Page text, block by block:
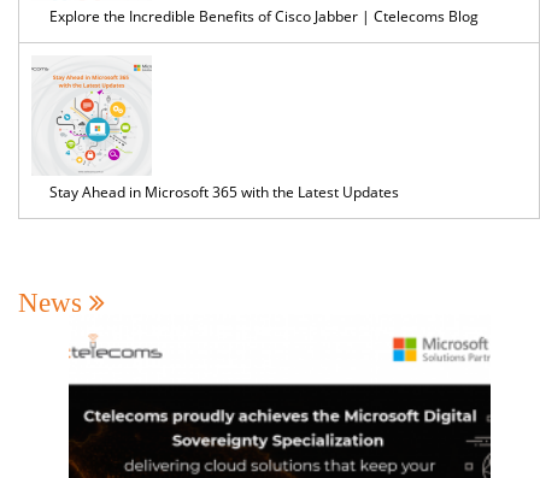
Explore the Incredible Benefits of Cisco Jabber | Ctelecoms Blog
Stay Ahead in Microsoft 365 with the Latest Updates
News